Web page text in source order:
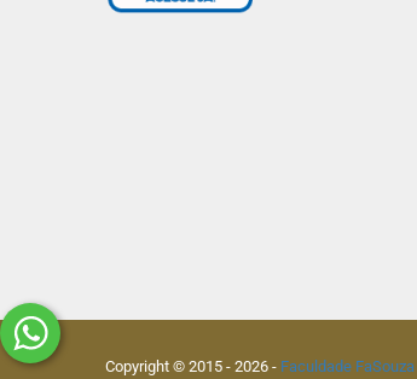
Copyright © 2015 - 2026 - Faculdade FaSouza